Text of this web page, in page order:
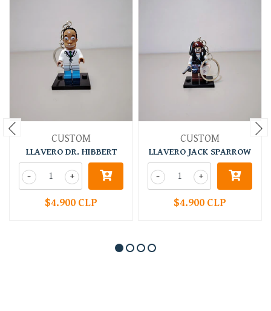
CUSTOM
LLAVERO DR. HIBBERT
+
-
$4.900 CLP
CUSTOM
LLAVERO JACK SPARROW
+
-
$4.900 CLP